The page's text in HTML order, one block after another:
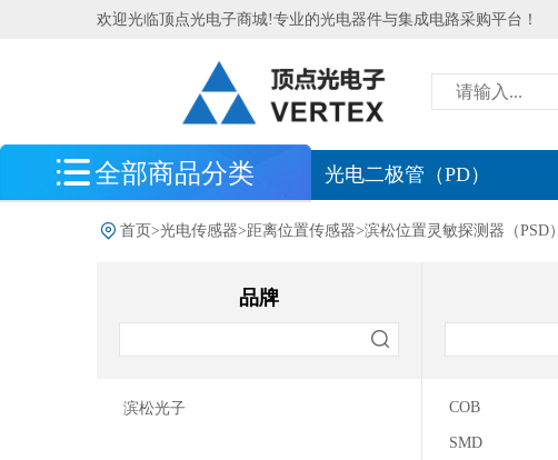
欢迎光临顶点光电子商城!专业的光电器件与集成电路采购平台！
全部商品分类
光电探测器
ToF测距传感器
最新到货 光电二极管（PD）
首页 >光电传感器>距离位置传感器>滨松位置灵敏探测器（PSD）
品牌
滨松光子 COB
SMD